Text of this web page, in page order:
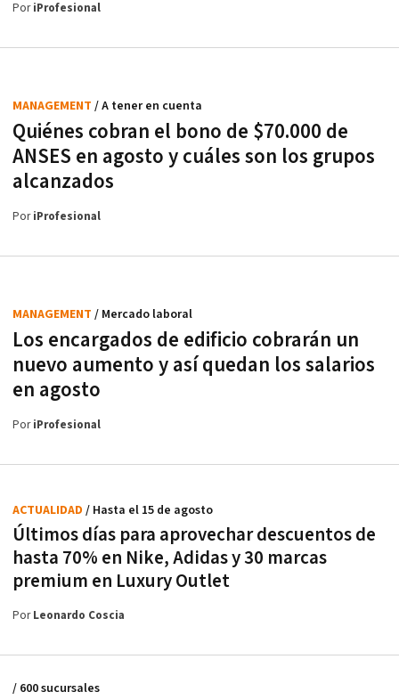
PoriProfesional
Quiénes cobran el bono de $70.000 de
ANSES en agosto y cuáles son los grupos
alcanzados
MANAGEMENT / A tener en cuenta
PoriProfesional
Los encargados de edificio cobrarán un
nuevo aumento y así quedan los salarios
en agosto
MANAGEMENT / Mercado laboral
PoriProfesional
Últimos días para aprovechar descuentos de
hasta 70% en Nike, Adidas y 30 marcas
premium en Luxury Outlet
ACTUALIDAD / Hasta el 15 de agosto
PorLeonardo Coscia
/ 600 sucursales